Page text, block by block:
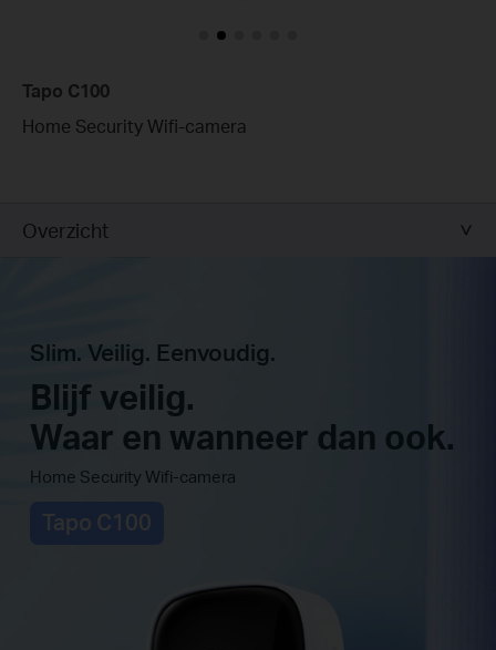
Tapo C100
Home Security Wifi-camera
Overzicht
Slim. Veilig. Eenvoudig.
Blijf veilig.
Waar en wanneer dan ook.
Home Security Wifi-camera
Tapo C100